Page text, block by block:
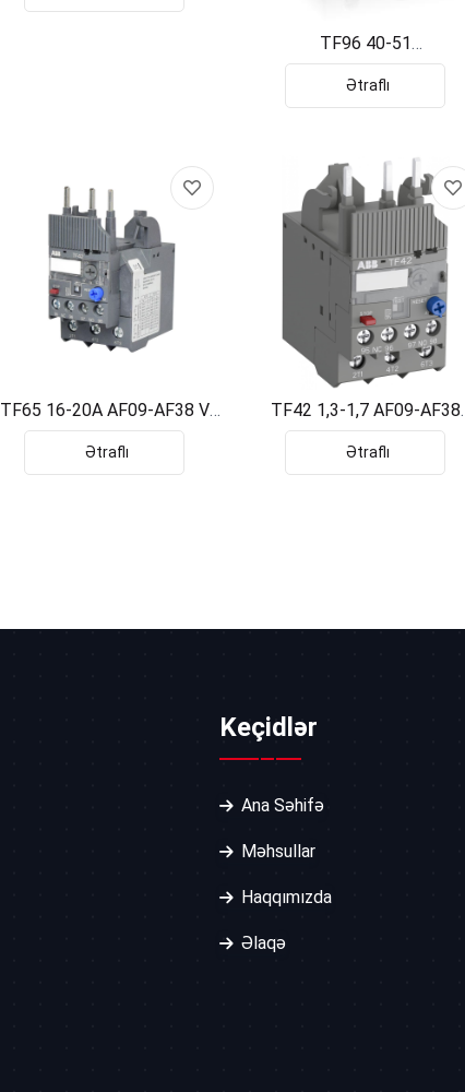
TF96 40-51
1SAZ911201R1001
Ətraflı
TF65 16-20A AF09-AF38 V
1SAZ721201R1049
Ətraflı
TF42 1,3-1,7 AF09-AF38
1SAZ721201R1028
Ətraflı
Keçidlər
Ana Səhifə
Məhsullar
Haqqımızda
Əlaqə